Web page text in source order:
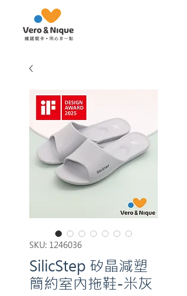
SKU: 1246036
SilicStep 矽晶減塑
簡約室內拖鞋-米灰